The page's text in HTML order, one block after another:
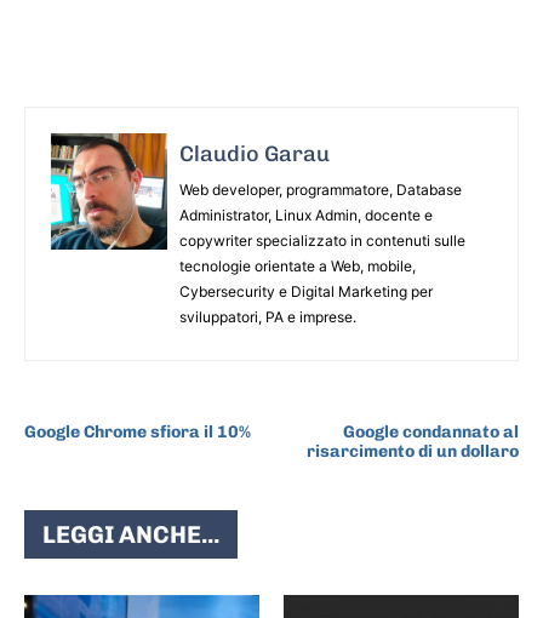
Claudio Garau
Web developer, programmatore, Database
Administrator, Linux Admin, docente e
copywriter specializzato in contenuti sulle
tecnologie orientate a Web, mobile,
Cybersecurity e Digital Marketing per
sviluppatori, PA e imprese.
Google Chrome sfiora il 10%
Google condannato al
risarcimento di un dollaro
LEGGI ANCHE...